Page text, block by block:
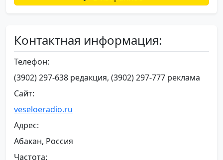
Контактная информация:
Телефон:
(3902) 297-638 редакция, (3902) 297-777 реклама
Сайт:
veseloeradio.ru
Адрес:
Абакан, Россия
Частота: